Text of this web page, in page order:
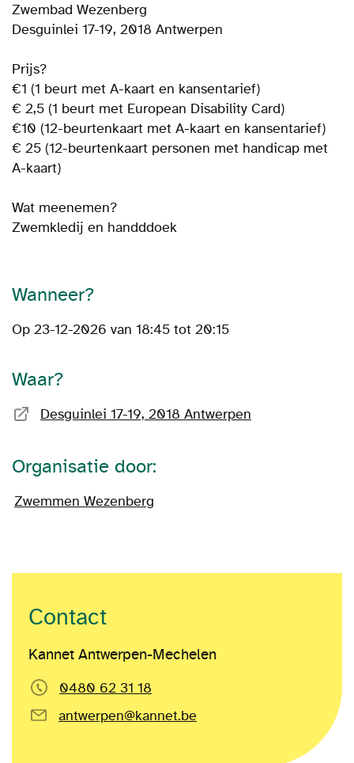
Zwembad Wezenberg
Desguinlei 17-19, 2018 Antwerpen
Prijs?
€1 (1 beurt met A-kaart en kansentarief)
€ 2,5 (1 beurt met European Disability Card)
€10 (12-beurtenkaart met A-kaart en kansentarief)
€ 25 (12-beurtenkaart personen met handicap met
A-kaart)
Wat meenemen?
Zwemkledij en handddoek
Wanneer?
Op 23-12-2026 van 18:45 tot 20:15
Waar?
Desguinlei 17-19, 2018 Antwerpen
Organisatie door:
Zwemmen Wezenberg
Contact
Kannet Antwerpen-Mechelen
0480 62 31 18
antwerpen@kannet.be